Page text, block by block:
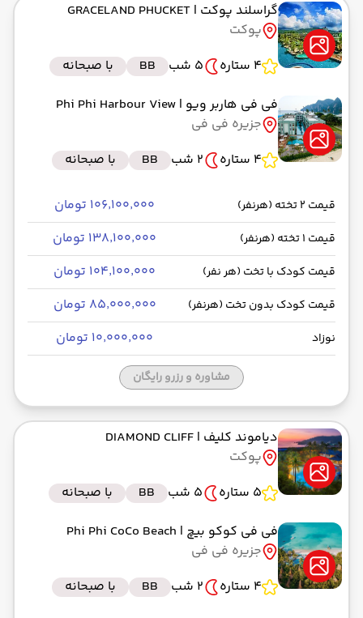
گراسلند پوکت | GRACELAND PHUCKET
پوکت
4 ستاره
5 شب BB
با صبحانه
فی فی هاربر ویو | Phi Phi Harbour View
جزیره فی فی
4 ستاره
2 شب BB با صبحانه
قیمت 2 تخته (هرنفر) ۱۰۶٬۱۰۰٬۰۰۰ تومان
قیمت 1 تخته (هرنفر) ۱۳۸٬۱۰۰٬۰۰۰ تومان
قیمت کودک با تخت (هر نفر) ۱۰۴٬۱۰۰٬۰۰۰ تومان
قیمت کودک بدون تخت (هرنفر) ۸۵٬۰۰۰٬۰۰۰ تومان
نوزاد ۱۰٬۰۰۰٬۰۰۰ تومان
مشاوره و رزرو رایگان
دیاموند کلیف | DIAMOND CLIFF
پوکت
5 ستاره
5 شب BB
با صبحانه
فی فی کوکو بیچ | Phi Phi CoCo Beach
جزیره فی فی
4 ستاره
2 شب BB با صبحانه